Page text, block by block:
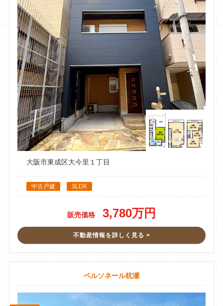
ても安心できました。
忙しい中、エアコンや冷蔵庫の撤去業者の手配まで対応してく
ださり本当に助かりました。
わからないことにもすぐ対応してくださり、終始スムーズに進
めることができました。
おかげさまで、かなりのスピードで売却が決まり感謝していま
す。
また不動産の相談をする時は是非お願いしたいです。
このみ
2 件のクチコミ ・ 0 枚の写真
13 週間前
になりました。
何社か一括査定を依頼しましたが太田さんが1番感じもよく、
親切丁寧だったのでこの人なら大切な家の売却を任せてもいい
かな？と思ってお願いしました。結果大正解でした。 親身にな
って色々相談にものってくださったり、早期売却ができるよう
に色々アドバイスもくださいました。
そして次に住む家も内覧もすぐに手配してくださり、動いてく
ださって本当に感謝しております。無事にいい物件に出会うこ
とができて、土地勘のない私たちに色々親切に教えてください
ました。
太田さんこの度は本当にお世話になりありがとうございまし
た。
大阪市東成区大今里１丁目
中古戸建 3LDK
販売価格 3,780万円
不動産情報を詳しく見る >
ベルソネール杭瀬